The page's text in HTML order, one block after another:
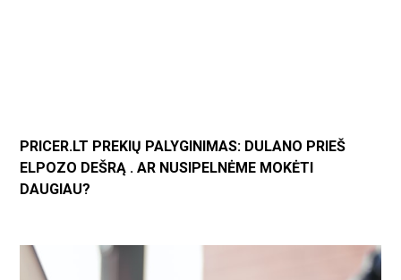
PRICER.LT PREKIŲ PALYGINIMAS: DULANO PRIEŠ
ELPOZO DEŠRĄ . AR NUSIPELNĖME MOKĖTI
DAUGIAU?